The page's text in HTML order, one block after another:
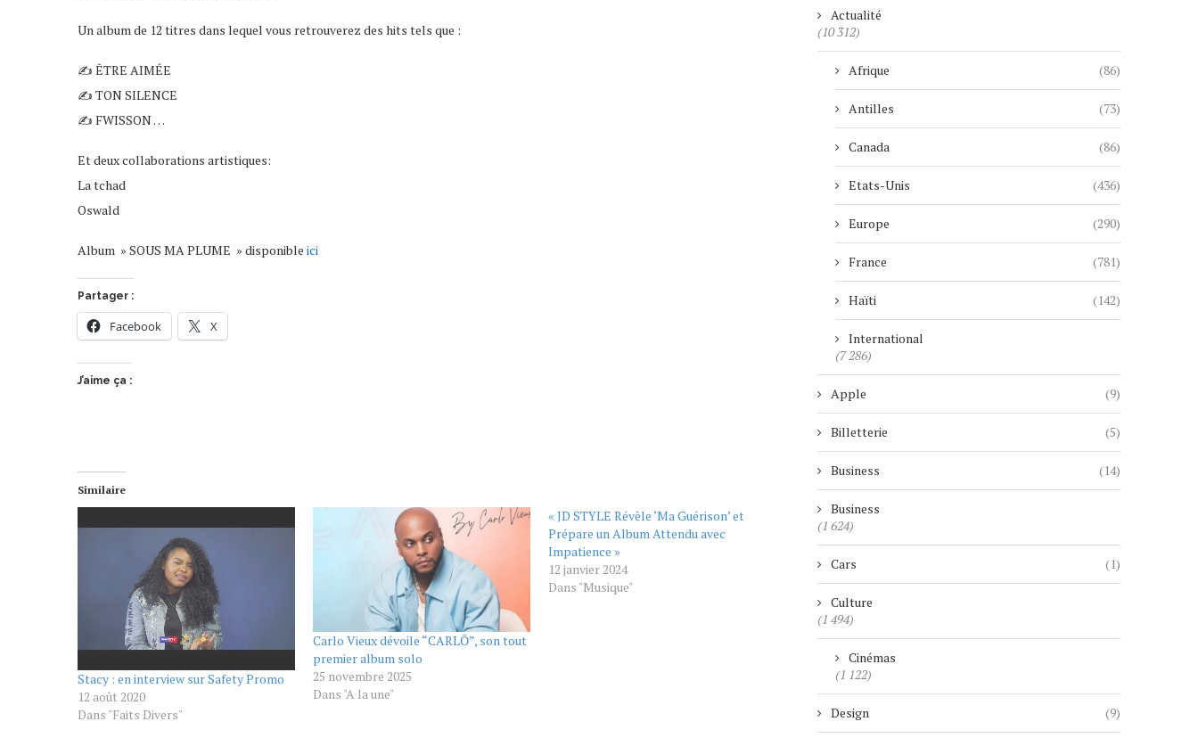
Un album de 12 titres dans lequel vous retrouverez des hits tels que :
✍ ÊTRE AIMÉE
✍ TON SILENCE
✍ FWISSON …
Et deux collaborations artistiques:
La tchad
Oswald
Album » SOUS MA PLUME » disponible ici
Partager :
Facebook X
J’aime ça :
Similaire
Stacy : en interview sur Safety Promo
12 août 2020
Dans "Faits Divers"
Carlo Vieux dévoile “CARLŌ”, son tout
premier album solo
25 novembre 2025
Dans "A la une"
« JD STYLE Révèle ‘Ma Guérison’ et
Prépare un Album Attendu avec
Impatience »
12 janvier 2024
Dans "Musique"
Actualité
(10 312)
Afrique (86)
Antilles (73)
Canada (86)
Etats-Unis (436)
Europe (290)
France (781)
Haïti (142)
International
(7 286)
Apple (9)
Billetterie (5)
Business (14)
Business
(1 624)
Cars (1)
Culture
(1 494)
Cinémas
(1 122)
Design (9)